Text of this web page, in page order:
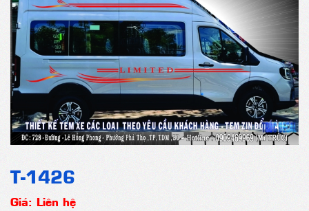
T-1426
Giá: Liên hệ